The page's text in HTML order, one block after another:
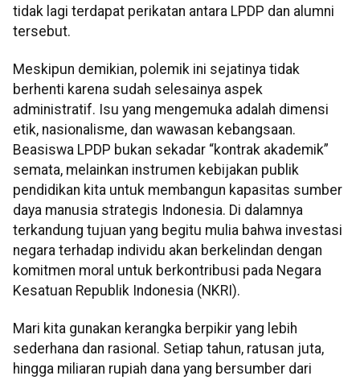
tidak lagi terdapat perikatan antara LPDP dan alumni
tersebut.
Meskipun demikian, polemik ini sejatinya tidak
berhenti karena sudah selesainya aspek
administratif. Isu yang mengemuka adalah dimensi
etik, nasionalisme, dan wawasan kebangsaan.
Beasiswa LPDP bukan sekadar “kontrak akademik”
semata, melainkan instrumen kebijakan publik
pendidikan kita untuk membangun kapasitas sumber
daya manusia strategis Indonesia. Di dalamnya
terkandung tujuan yang begitu mulia bahwa investasi
negara terhadap individu akan berkelindan dengan
komitmen moral untuk berkontribusi pada Negara
Kesatuan Republik Indonesia (NKRI).
Mari kita gunakan kerangka berpikir yang lebih
sederhana dan rasional. Setiap tahun, ratusan juta,
hingga miliaran rupiah dana yang bersumber dari